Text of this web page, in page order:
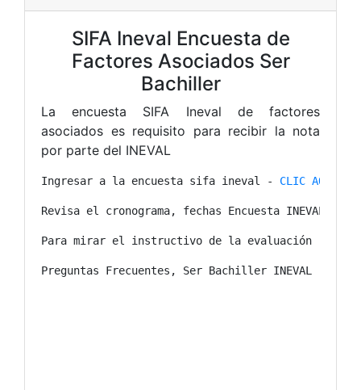
SIFA Ineval Encuesta de
Factores Asociados Ser
Bachiller
La encuesta SIFA Ineval de factores
asociados es requisito para recibir la nota
por parte del INEVAL
Ingresar a la encuesta sifa ineval - CLIC AQUÍ
Revisa el cronograma, fechas Encuesta INEVAL -
Para mirar el instructivo de la evaluación -
Preguntas Frecuentes, Ser Bachiller INEVAL -